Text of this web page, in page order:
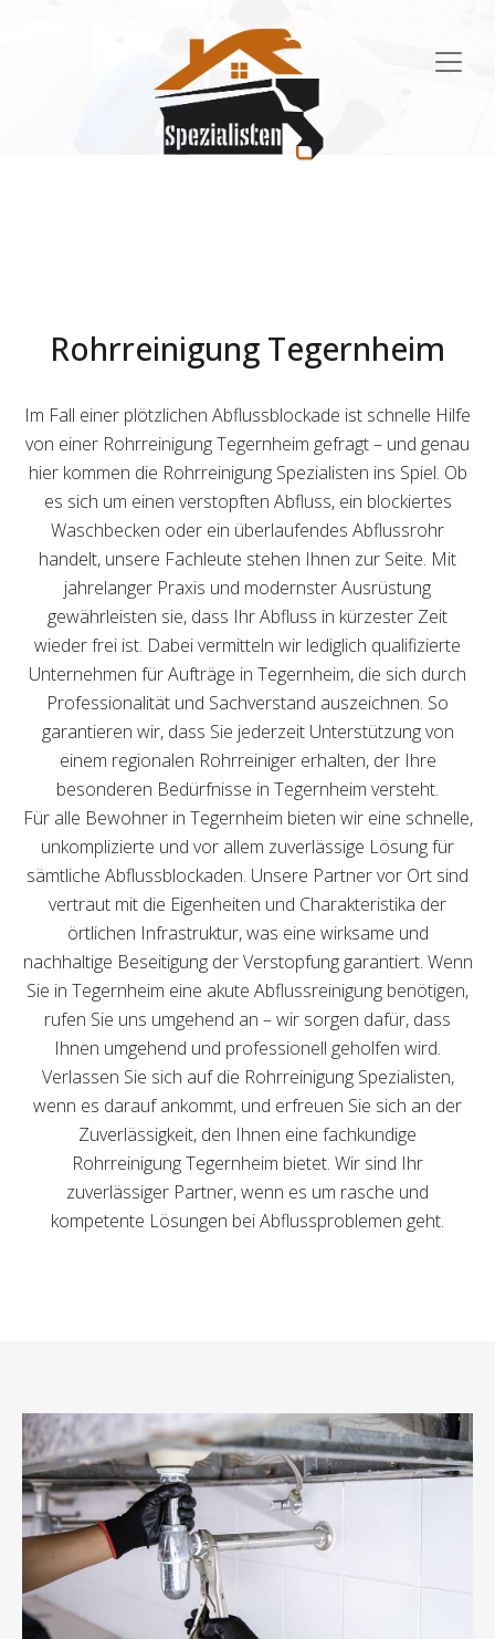
Rohrreinigung Tegernheim
Im Fall einer plötzlichen Abflussblockade ist schnelle Hilfe
von einer Rohrreinigung Tegernheim gefragt – und genau
hier kommen die Rohrreinigung Spezialisten ins Spiel. Ob
es sich um einen verstopften Abfluss, ein blockiertes
Waschbecken oder ein überlaufendes Abflussrohr
handelt, unsere Fachleute stehen Ihnen zur Seite. Mit
jahrelanger Praxis und modernster Ausrüstung
gewährleisten sie, dass Ihr Abfluss in kürzester Zeit
wieder frei ist. Dabei vermitteln wir lediglich qualifizierte
Unternehmen für Aufträge in Tegernheim, die sich durch
Professionalität und Sachverstand auszeichnen. So
garantieren wir, dass Sie jederzeit Unterstützung von
einem regionalen Rohrreiniger erhalten, der Ihre
besonderen Bedürfnisse in Tegernheim versteht.
Für alle Bewohner in Tegernheim bieten wir eine schnelle,
unkomplizierte und vor allem zuverlässige Lösung für
sämtliche Abflussblockaden. Unsere Partner vor Ort sind
vertraut mit die Eigenheiten und Charakteristika der
örtlichen Infrastruktur, was eine wirksame und
nachhaltige Beseitigung der Verstopfung garantiert. Wenn
Sie in Tegernheim eine akute Abflussreinigung benötigen,
rufen Sie uns umgehend an – wir sorgen dafür, dass
Ihnen umgehend und professionell geholfen wird.
Verlassen Sie sich auf die Rohrreinigung Spezialisten,
wenn es darauf ankommt, und erfreuen Sie sich an der
Zuverlässigkeit, den Ihnen eine fachkundige
Rohrreinigung Tegernheim bietet. Wir sind Ihr
zuverlässiger Partner, wenn es um rasche und
kompetente Lösungen bei Abflussproblemen geht.